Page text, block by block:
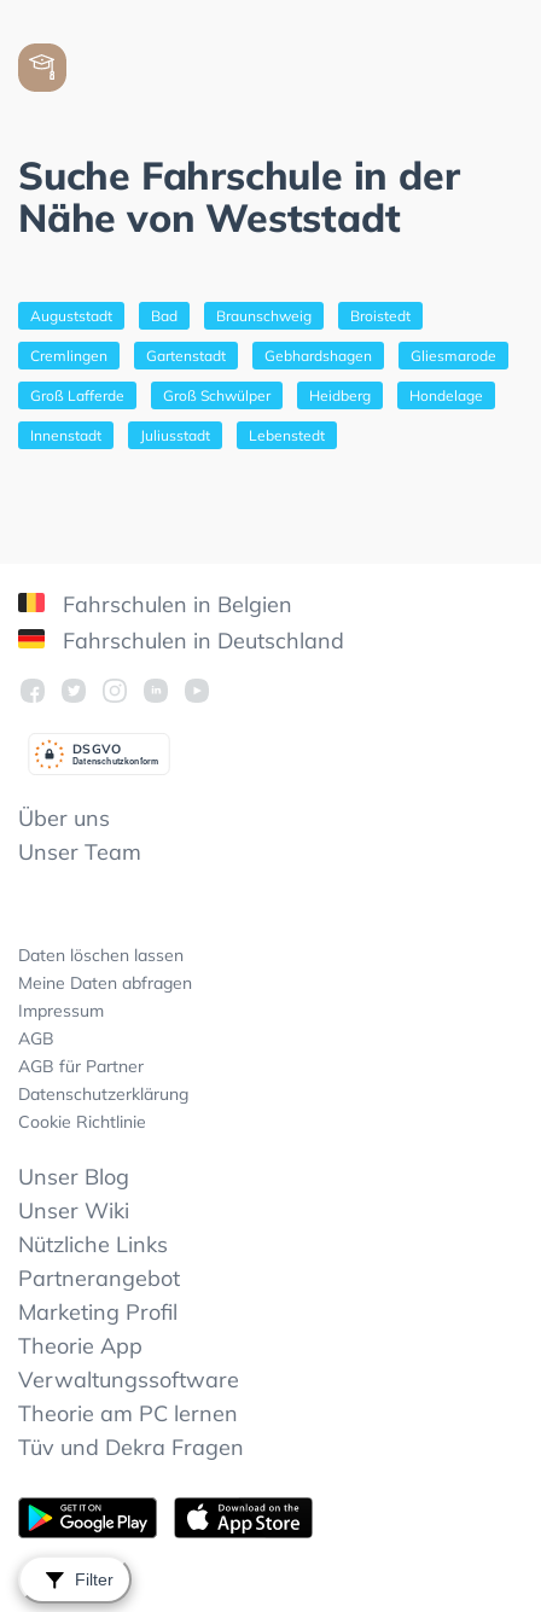
Filter
Suche Fahrschule in der
Nähe von Weststadt
Auguststadt Bad Braunschweig Broistedt
Cremlingen Gartenstadt Gebhardshagen Gliesmarode
Groß Lafferde Groß Schwülper Heidberg Hondelage
Innenstadt Juliusstadt Lebenstedt
Fahrschulen in Belgien
Fahrschulen in Deutschland
Datenschutzkonform
DSGVO
Über uns
Unser Team
Daten löschen lassen
Meine Daten abfragen
Impressum
AGB
AGB für Partner
Datenschutzerklärung
Cookie Richtlinie
Unser Blog
Unser Wiki
Nützliche Links
Partnerangebot
Marketing Profil
Theorie App
Verwaltungssoftware
Theorie am PC lernen
Tüv und Dekra Fragen